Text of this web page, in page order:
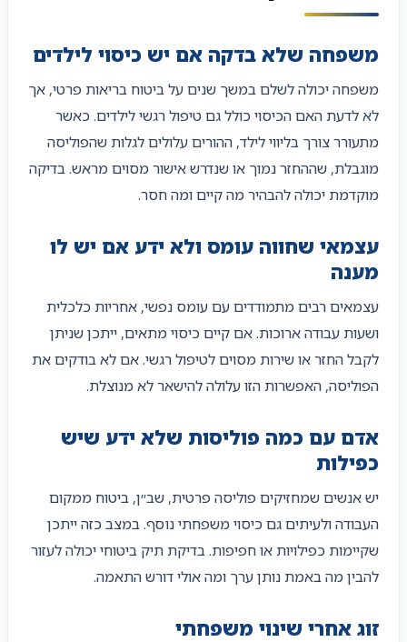
משפחה שלא בדקה אם יש כיסוי לילדים
משפחה יכולה לשלם במשך שנים על ביטוח בריאות פרטי, אך
לא לדעת האם הכיסוי כולל גם טיפול רגשי לילדים. כאשר
מתעורר צורך בליווי לילד, ההורים עלולים לגלות שהפוליסה
מוגבלת, שההחזר נמוך או שנדרש אישור מסוים מראש. בדיקה
מוקדמת יכולה להבהיר מה קיים ומה חסר.
עצמאי שחווה עומס ולא ידע אם יש לו
מענה
עצמאים רבים מתמודדים עם עומס נפשי, אחריות כלכלית
ושעות עבודה ארוכות. אם קיים כיסוי מתאים, ייתכן שניתן
לקבל החזר או שירות מסוים לטיפול רגשי. אם לא בודקים את
הפוליסה, האפשרות הזו עלולה להישאר לא מנוצלת.
אדם עם כמה פוליסות שלא ידע שיש
כפילות
יש אנשים שמחזיקים פוליסה פרטית, שב״ן, ביטוח ממקום
העבודה ולעיתים גם כיסוי משפחתי נוסף. במצב כזה ייתכן
שקיימות כפילויות או חפיפות. בדיקת תיק ביטוחי יכולה לעזור
להבין מה באמת נותן ערך ומה אולי דורש התאמה.
זוג אחרי שינוי משפחתי